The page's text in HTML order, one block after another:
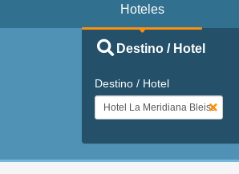
Hoteles
Destino / Hotel
Destino / Hotel